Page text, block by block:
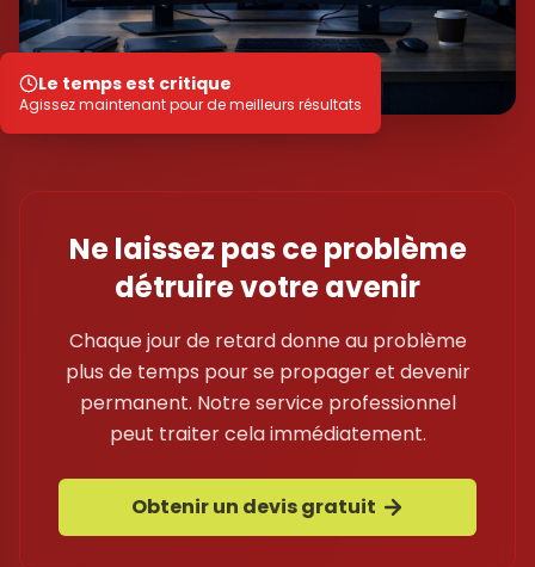
Le temps est critique
Agissez maintenant pour de meilleurs résultats
Ne laissez pas ce problème
détruire votre avenir
Chaque jour de retard donne au problème
plus de temps pour se propager et devenir
permanent. Notre service professionnel
peut traiter cela immédiatement.
Obtenir un devis gratuit